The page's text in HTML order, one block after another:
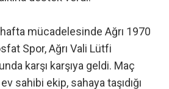
mücadelesinde Ağrı 1970
Spor, Ağrı Vali Lütfi
karşı karşıya geldi. Maç
sahibi ekip, sahaya taşıdığı